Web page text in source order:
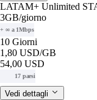
LATAM+ Unlimited
3GB/giorno
+ ∞ a 1Mbps
10 Giorni
1,80 USD/GB
54,00 USD
17 paesi
Vedi dettagli